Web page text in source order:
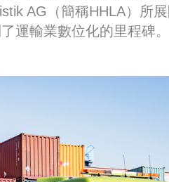
AG（簡稱HHLA）所
運輸業數位化的里程碑。